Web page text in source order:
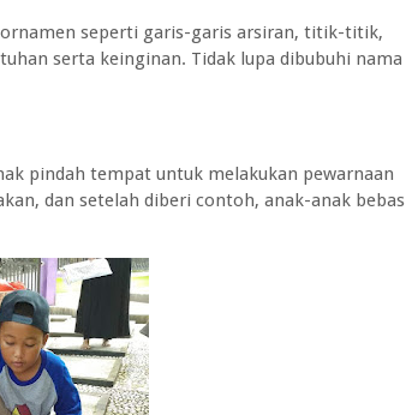
seperti garis-garis arsiran, titik-titik,
serta keinginan. Tidak lupa dibubuhi nama
pindah tempat untuk melakukan pewarnaan
dan setelah diberi contoh, anak-anak bebas